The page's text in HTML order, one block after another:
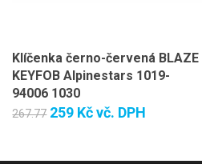
Klíčenka černo-červená BLAZE
KEYFOB Alpinestars 1019-
94006 1030
267.77 259 Kč vč. DPH